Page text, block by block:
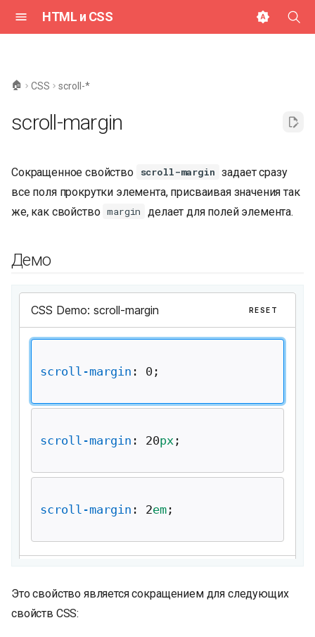
HTML и CSS
ц
а
л
🏠 CSS scroll-*
scroll-margin
Сокращенное свойство scroll-margin задает сразу
все поля прокрутки элемента, присваивая значения так
же, как свойство margin делает для полей элемента.
Демо
Это свойство является сокращением для следующих
свойств CSS: